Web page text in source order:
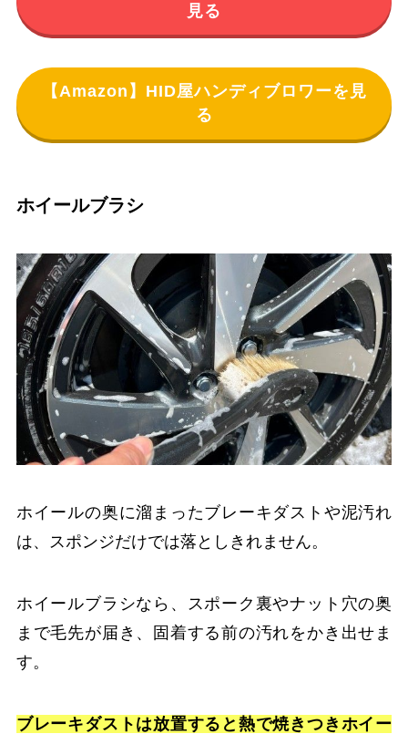
見る
【Amazon】HID屋ハンディブロワーを見
る
ホイールブラシ
ホイールの奥に溜まったブレーキダストや泥汚れ
は、スポンジだけでは落としきれません。
ホイールブラシなら、スポーク裏やナット穴の奥
まで毛先が届き、固着する前の汚れをかき出せま
す。
ブレーキダストは放置すると熱で焼きつきホイー